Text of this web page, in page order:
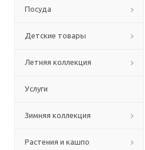
Посуда
Детские товары
Летняя коллекция
Услуги
Зимняя коллекция
Растения и кашпо